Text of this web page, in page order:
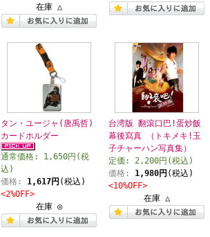
在庫 △
タン・ユージャ(唐禹哲)
カードホルダー
通常価格: 1,650円(税
込)
価格: 1,617円 (税込)
<2%OFF>
在庫 ◎
台湾版 翻滾口巴!蛋炒飯
幕後寫真 （トキメキ!玉
子チャーハン写真集）
定価: 2,200円(税込)
価格: 1,980円 (税込)
<10%OFF>
在庫 △